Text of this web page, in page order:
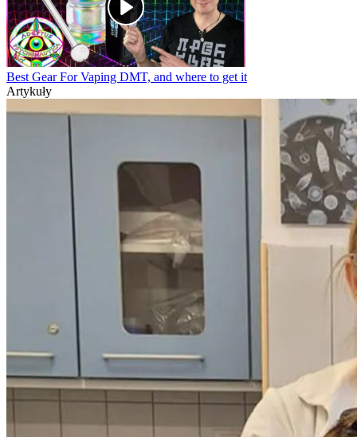
Best Gear For Vaping DMT, and where to get it
Artykuły